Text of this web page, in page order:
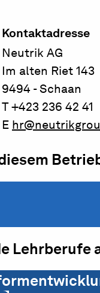
Kontaktadresse
Neutrik AG
Im alten Riet 143
9494 - Schaan
T +423 236 42 41
E
Lehrberufe